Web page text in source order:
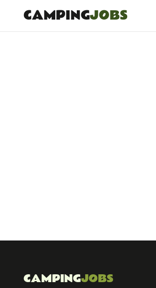
CAMPINGJOBS
CAMPINGJOBS